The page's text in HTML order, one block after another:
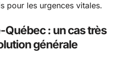
pour les urgences vitales.
Québec : un cas très
générale